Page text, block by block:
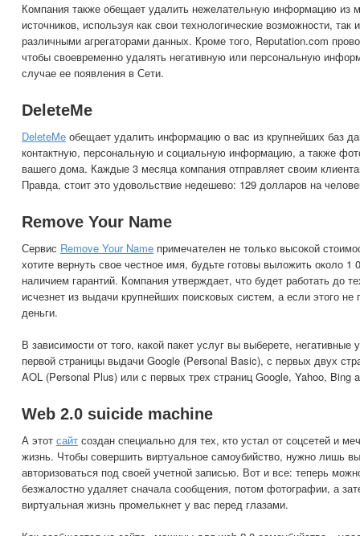
Компания также обещает удалить нежелательную информацию из
источников, используя как свои технологические возможности, так
различными агрегаторами данных. Кроме того, Reputation.com
чтобы своевременно удалять негативную или персональную
случае ее появления в Сети.
DeleteMe
DeleteMe обещает удалить информацию о вас из крупнейших баз
контактную, персональную и социальную информацию, а также
вашего дома. Каждые 3 месяца компания отправляет своим
Правда, стоит это удовольствие недешево: 129 долларов на
Remove Your Name
Сервис Remove Your Name примечателен не только высокой
хотите вернуть свое честное имя, будьте готовы выложить около 1
наличием гарантий. Компания утверждает, что будет работать до
исчезнет из выдачи крупнейших поисковых систем, а если этого не
деньги.
В зависимости от того, какой пакет услуг вы выберете, негативные
первой страницы выдачи Google (Personal Basic), с первых двух
AOL (Personal Plus) или с первых трех страниц Google, Yahoo, Bing
Web 2.0 suicide machine
А этот сайт создан специально для тех, кто устал от соцсетей и
жизнь. Чтобы совершить виртуальное самоубийство, нужно лишь
авторизоваться под своей учетной записью. Вот и все: теперь
безжалостно удаляет сначала сообщения, потом фотографии, а
виртуальная жизнь промелькнет у вас перед глазами.